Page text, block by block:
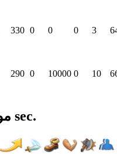
330 0 0 0 3
290 0 10000 0 10
موجة№ 2 - بدء المعركة 10 sec.